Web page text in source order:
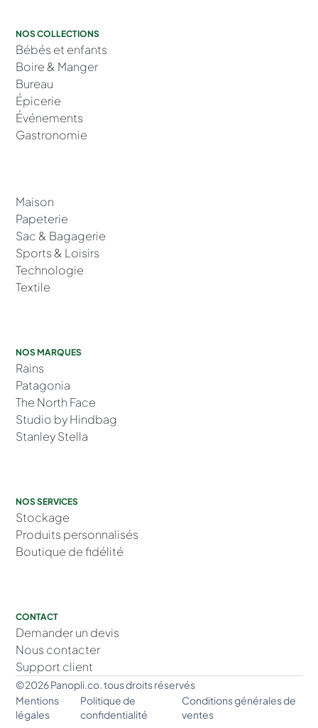
NOS COLLECTIONS
Bébés et enfants
Boire & Manger
Bureau
Épicerie
Événements
Gastronomie
Maison
Papeterie
Sac & Bagagerie
Sports & Loisirs
Technologie
Textile
NOS MARQUES
Rains
Patagonia
The North Face
Studio by Hindbag
Stanley Stella
NOS SERVICES
Stockage
Produits personnalisés
Boutique de fidélité
CONTACT
Demander un devis
Nous contacter
Support client
©2026 Panopli.co. tous droits réservés
Mentions
légales
Politique de
confidentialité
Conditions générales de
ventes